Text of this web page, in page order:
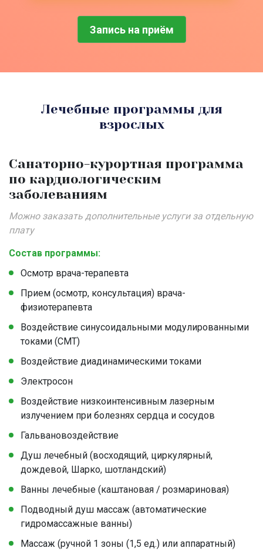
Запись на приём
Лечебные программы для
взрослых
Санаторно-курортная программа
по кардиологическим
заболеваниям
Можно заказать дополнительные услуги за отдельную
плату
Состав программы:
Осмотр врача-терапевта
Прием (осмотр, консультация) врача-
физиотерапевта
Воздействие синусоидальными модулированными
токами (СМТ)
Воздействие диадинамическими токами
Электросон
Воздействие низкоинтенсивным лазерным
излучением при болезнях сердца и сосудов
Гальвановоздействие
Душ лечебный (восходящий, циркулярный,
дождевой, Шарко, шотландский)
Ванны лечебные (каштановая / розмариновая)
Подводный душ массаж (автоматические
гидромассажные ванны)
Массаж (ручной 1 зоны (1,5 ед.) или аппаратный)